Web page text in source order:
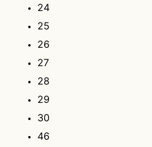
24
25
26
27
28
29
30
46